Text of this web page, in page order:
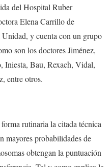
del Hospital Ruber
Elena Carrillo de
y cuenta con un grupo
son los doctores Jiménez,
Iniesta, Bau, Rexach, Vidal,
entre otros.
rutinaria la citada técnica
mayores probabilidades de
obtengan la puntuación